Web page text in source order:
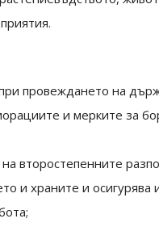
провеждането на
и мерките за
второстепенните
и храните и